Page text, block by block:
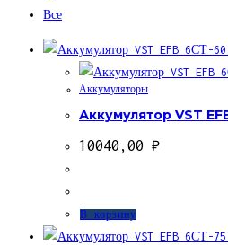
Все
Аккумуляторы
Аккумулятор VST
10040,00 ₽
В корзину